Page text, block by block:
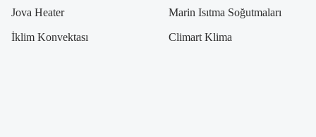
Jova Heater Marin Isıtma Soğutmaları
İklim Konvektası Climart Klima